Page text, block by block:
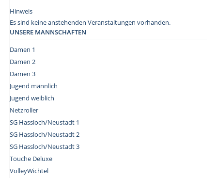
Hinweis
Es sind keine anstehenden Veranstaltungen vorhanden.
UNSERE MANNSCHAFTEN
Damen 1
Damen 2
Damen 3
Jugend männlich
Jugend weiblich
Netzroller
SG Hassloch/Neustadt 1
SG Hassloch/Neustadt 2
SG Hassloch/Neustadt 3
Touche Deluxe
VolleyWichtel